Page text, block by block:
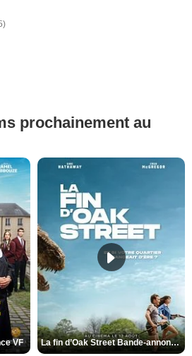
prochainement au
VF La fin d’Oak Street Bande-annonce VO STFR